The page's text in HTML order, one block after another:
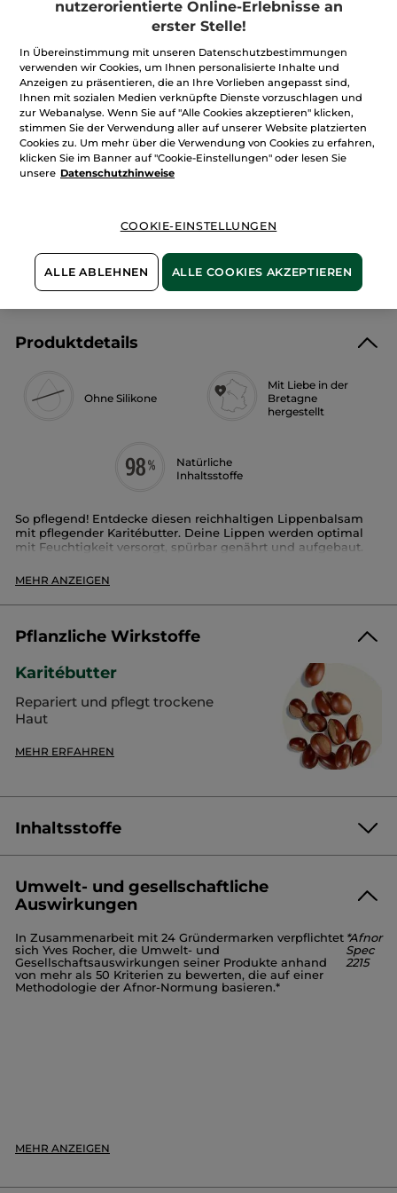
PflegenderMenge
IN DEN WARENKORB
Freie Versandkosten ab 20€
Lieferung zwischen dem 11/08 und dem 12/08
Sichere Zahlung
Preisangaben inkl. MwSt. und zzgl. Versandkosten in
ES GELTEN UNSERE AGBS. UNSERE ANGEBOTS-
PREISE WERDEN IM VERGLEICH ZU UNSEREN
KATALOG-PREISEN BERECHNET.
Produktdetails
Ohne Silikone
Mit Liebe in der
Bretagne
hergestellt
Natürliche
Inhaltsstoffe
So pflegend! Entdecke diesen reichhaltigen Lippenbalsam
mit pflegender Karitébutter. Deine Lippen werden optimal
mit Feuchtigkeit versorgt, spürbar genährt und aufgebaut.
Das Plus:Zartschmelzende, cremig-leichte Textur.
Wirksamkeit bestätigt:Sofortige signifikante Wirkung, die
Verpackung:Stift
Artikelnr.: 43221
MEHR ANZEIGEN
Pflanzliche Wirkstoffe
Karitébutter
Repariert und pflegt trockene
Haut
MEHR ERFAHREN
Inhaltsstoffe
RICINUS COMMUNIS (CASTOR) SEED OIL
HYDROGENATED COCONUT OIL
CERA ALBA/BEESWAX/CIRE D ABEILLE
DIPENTAERYTHRITYL
HEXAHYDROXYSTEARATE/HEXASTEARATE/HEXAROSINATE
Umwelt- und gesellschaftliche
Auswirkungen
In Zusammenarbeit mit 24 Gründermarken verpflichtet
sich Yves Rocher, die Umwelt- und
Gesellschaftsauswirkungen seiner Produkte anhand
von mehr als 50 Kriterien zu bewerten, die auf einer
Methodologie der Afnor-Normung basieren.*
*Afnor
Spec
2215
MEHR ANZEIGEN
nutzerorientierte Online-Erlebnisse an
erster Stelle!
In Übereinstimmung mit unseren Datenschutzbestimmungen
verwenden wir Cookies, um Ihnen personalisierte Inhalte und
Anzeigen zu präsentieren, die an Ihre Vorlieben angepasst sind,
Ihnen mit sozialen Medien verknüpfte Dienste vorzuschlagen und
zur Webanalyse. Wenn Sie auf "Alle Cookies akzeptieren" klicken,
stimmen Sie der Verwendung aller auf unserer Website platzierten
Cookies zu. Um mehr über die Verwendung von Cookies zu erfahren,
klicken Sie im Banner auf "Cookie-Einstellungen" oder lesen Sie
unsere Datenschutzhinweise
COOKIE-EINSTELLUNGEN
ALLE ABLEHNEN ALLE COOKIES AKZEPTIEREN